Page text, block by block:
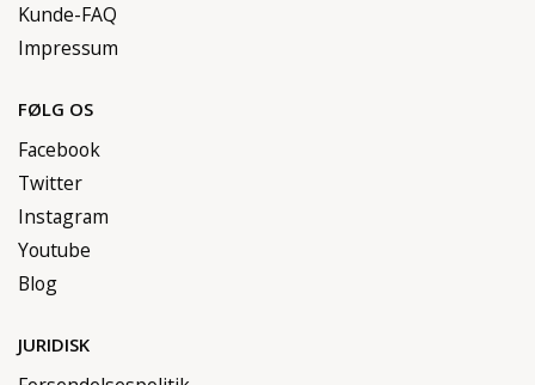
Kunde-FAQ
Impressum
FØLG OS
Facebook
Twitter
Instagram
Youtube
Blog
JURIDISK